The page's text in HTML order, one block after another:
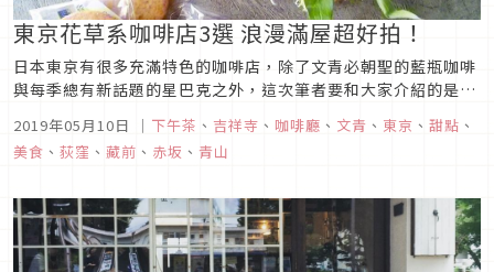
東京花草系咖啡店3選 浪漫滿屋超好拍！
日本東京有很多充滿特色的咖啡店，除了文青必朝聖的藍瓶咖啡
與每季總有新話題的星巴克之外，這次筆者要和大家介紹的是3
家充滿浪漫與療癒氣氛的花草系咖啡店。咖啡店內布置以花草為
主，從裡到外不管怎麼拍都超上相，有的店家還提供使用食用花
朵製作的美味點心唷。這三間咖啡店的風格迴異各有特色，不論
2019年05月10日 ｜ 下午茶 、 吉祥寺 、 咖啡廳 、 文青 、 東京 、 甜點 、
美食 、 荻窪 、 藏前 、 赤坂 、 青山